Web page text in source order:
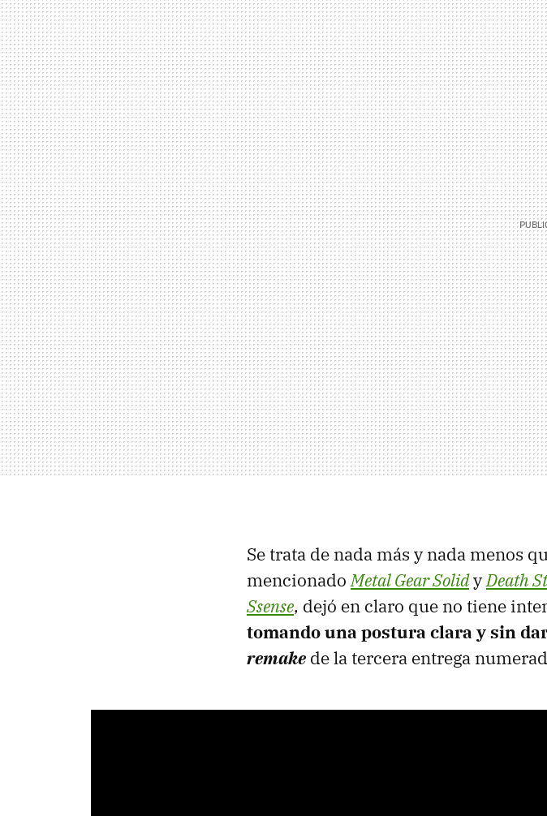
Se trata de nada más y nada menos
mencionadoMetal Gear SolidyDeath
Ssense, dejó en claro que no tiene
tomando una postura clara y sin
remake de la tercera entrega